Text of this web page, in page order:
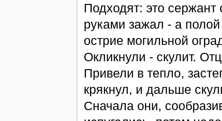
Подходят: это
руками зажал - а
острие могильной
Окликнули - скулит.
Привели в тепло,
крякнул, и дальше
Сначала они,